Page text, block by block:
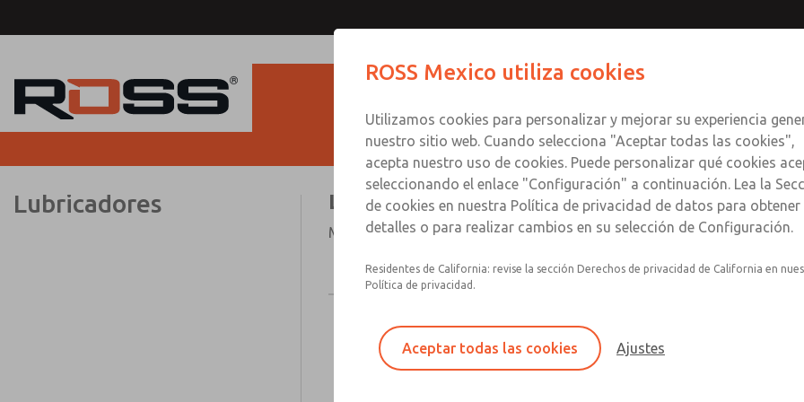
Lubricadores Lubricadores
Modular o en línea
Serie Bantam
Tamaños de puerto de 1/8" y 1/4"; Caudal de
ROSS Mexico utiliza cookies
Utilizamos cookies para personalizar y mejorar su experiencia
nuestro sitio web. Cuando selecciona "Aceptar todas las cookies",
acepta nuestro uso de cookies. Puede personalizar qué cookies
seleccionando el enlace "Configuración" a continuación. Lea la
de cookies en nuestra Política de privacidad de datos para obtener
detalles o para realizar cambios en su selección de Configuración.
Residentes de California: revise la sección Derechos de privacidad de California en
Política de privacidad.
Aceptar todas las cookies Ajustes